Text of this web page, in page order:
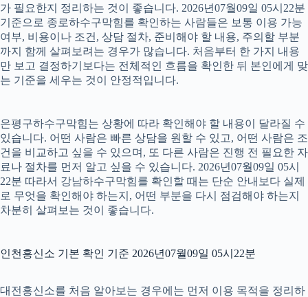
가 필요한지 정리하는 것이 좋습니다. 2026년07월09일 05시22분
기준으로 종로하수구막힘를 확인하는 사람들은 보통 이용 가능
여부, 비용이나 조건, 상담 절차, 준비해야 할 내용, 주의할 부분
까지 함께 살펴보려는 경우가 많습니다. 처음부터 한 가지 내용
만 보고 결정하기보다는 전체적인 흐름을 확인한 뒤 본인에게 맞
는 기준을 세우는 것이 안정적입니다.
은평구하수구막힘는 상황에 따라 확인해야 할 내용이 달라질 수
있습니다. 어떤 사람은 빠른 상담을 원할 수 있고, 어떤 사람은 조
건을 비교하고 싶을 수 있으며, 또 다른 사람은 진행 전 필요한 자
료나 절차를 먼저 알고 싶을 수 있습니다. 2026년07월09일 05시
22분 따라서 강남하수구막힘를 확인할 때는 단순 안내보다 실제
로 무엇을 확인해야 하는지, 어떤 부분을 다시 점검해야 하는지
차분히 살펴보는 것이 좋습니다.
인천흥신소 기본 확인 기준 2026년07월09일 05시22분
대전흥신소를 처음 알아보는 경우에는 먼저 이용 목적을 정리하